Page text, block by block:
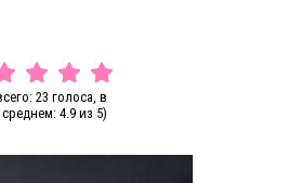
23 голоса, в
среднем: 4.9 из 5)